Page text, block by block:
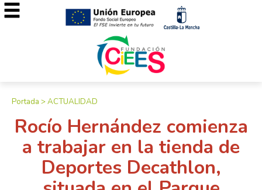
Portada >ACTUALIDAD
Rocío Hernández comienza
a trabajar en la tienda de
Deportes Decathlon,